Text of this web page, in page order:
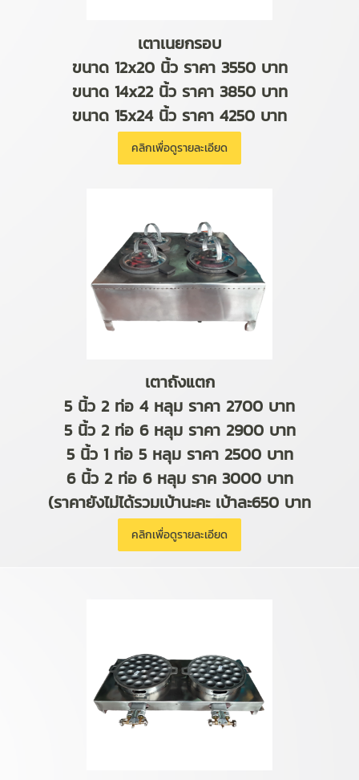
เตาเนยกรอบ
ขนาด 12x20 นิ้ว ราคา 3550 บาท
ขนาด 14x22 นิ้ว ราคา 3850 บาท
ขนาด 15x24 นิ้ว ราคา 4250 บาท
คลิกเพื่อดูรายละเอียด
เตาถังแตก
5 นิ้ว 2 ท่อ 4 หลุม ราคา 2700 บาท
5 นิ้ว 2 ท่อ 6 หลุม ราคา 2900 บาท
5 นิ้ว 1 ท่อ 5 หลุม ราคา 2500 บาท
6 นิ้ว 2 ท่อ 6 หลุม ราค 3000 บาท
(ราคายังไม่ได้รวมเบ้านะคะ เบ้าละ650 บาท
คลิกเพื่อดูรายละเอียด